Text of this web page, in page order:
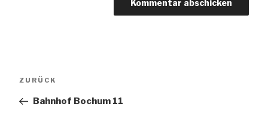
Vorheriger
ZURÜCK
Bahnhof Bochum 11